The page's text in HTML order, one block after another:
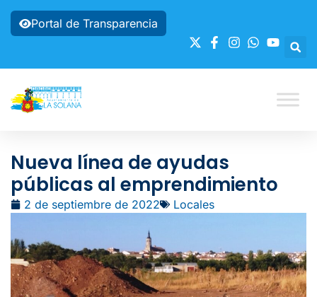
Portal de Transparencia
Nueva línea de ayudas
públicas al emprendimiento
2 de septiembre de 2022 Locales